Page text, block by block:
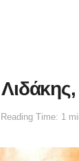
Reading Time: 1